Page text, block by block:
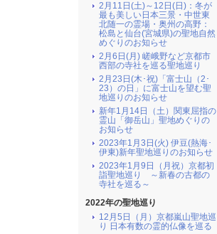
2月11日(土)～12日(日)：冬が
最も美しい日本三景・中世東
北随一の霊場・奥州の高野：
松島と仙台(宮城県)の聖地自然
めぐりのお知らせ
2月6日(月) 嵯峨野など京都市
西部の寺社を巡る聖地巡り
2月23日(木･祝)「富士山（2･
23）の日」に富士山を望む聖
地巡りのお知らせ
新年1月14日（土）関東屈指の
霊山「御岳山」聖地めぐりの
お知らせ
2023年1月3日(火) 伊豆(熱海･
伊東)新年聖地巡りのお知らせ
2023年1月9日（月祝）京都初
詣聖地巡り ～新春の古都の
寺社を巡る～
2022年の聖地巡り
12月5日（月）京都嵐山聖地巡
り 日本有数の霊的仏像を巡る